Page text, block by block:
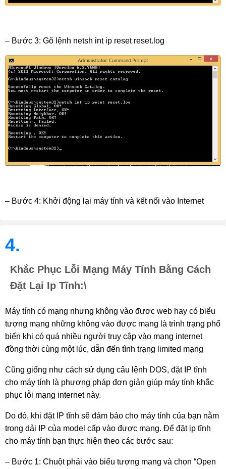
– Bước 3: Gõ lệnh netsh int ip reset reset.log
– Bước 4: Khởi động lại máy tính và kết nối vào Internet
4.
Khắc Phục Lỗi Mạng Máy Tính Bằng Cách
Đặt Lại Ip Tĩnh:\
Máy tính có mạng nhưng không vào đươc web hay có biểu
tượng mạng những không vào được mạng là trình trạng phổ
biến khi có quá nhiều người truy cập vào mạng internet
đồng thời cùng một lúc, dẫn đến tình trạng limited mạng
Cũng giống như cách sử dụng câu lệnh DOS, đặt IP tĩnh
cho máy tính là phương pháp đơn giản giúp máy tính khắc
phục lỗi mạng internet này.
Do đó, khi đặt IP tĩnh sẽ đảm bảo cho máy tính của bạn nằm
trong dải IP của model cấp vào được mạng. Để đặt ip tĩnh
cho máy tính bạn thực hiện theo các bước sau:
– Bước 1: Chuột phải vào biểu tượng mạng và chọn “Open